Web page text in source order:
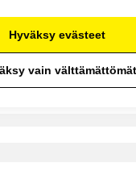
Hyväksy evästeet
vain välttämättömät